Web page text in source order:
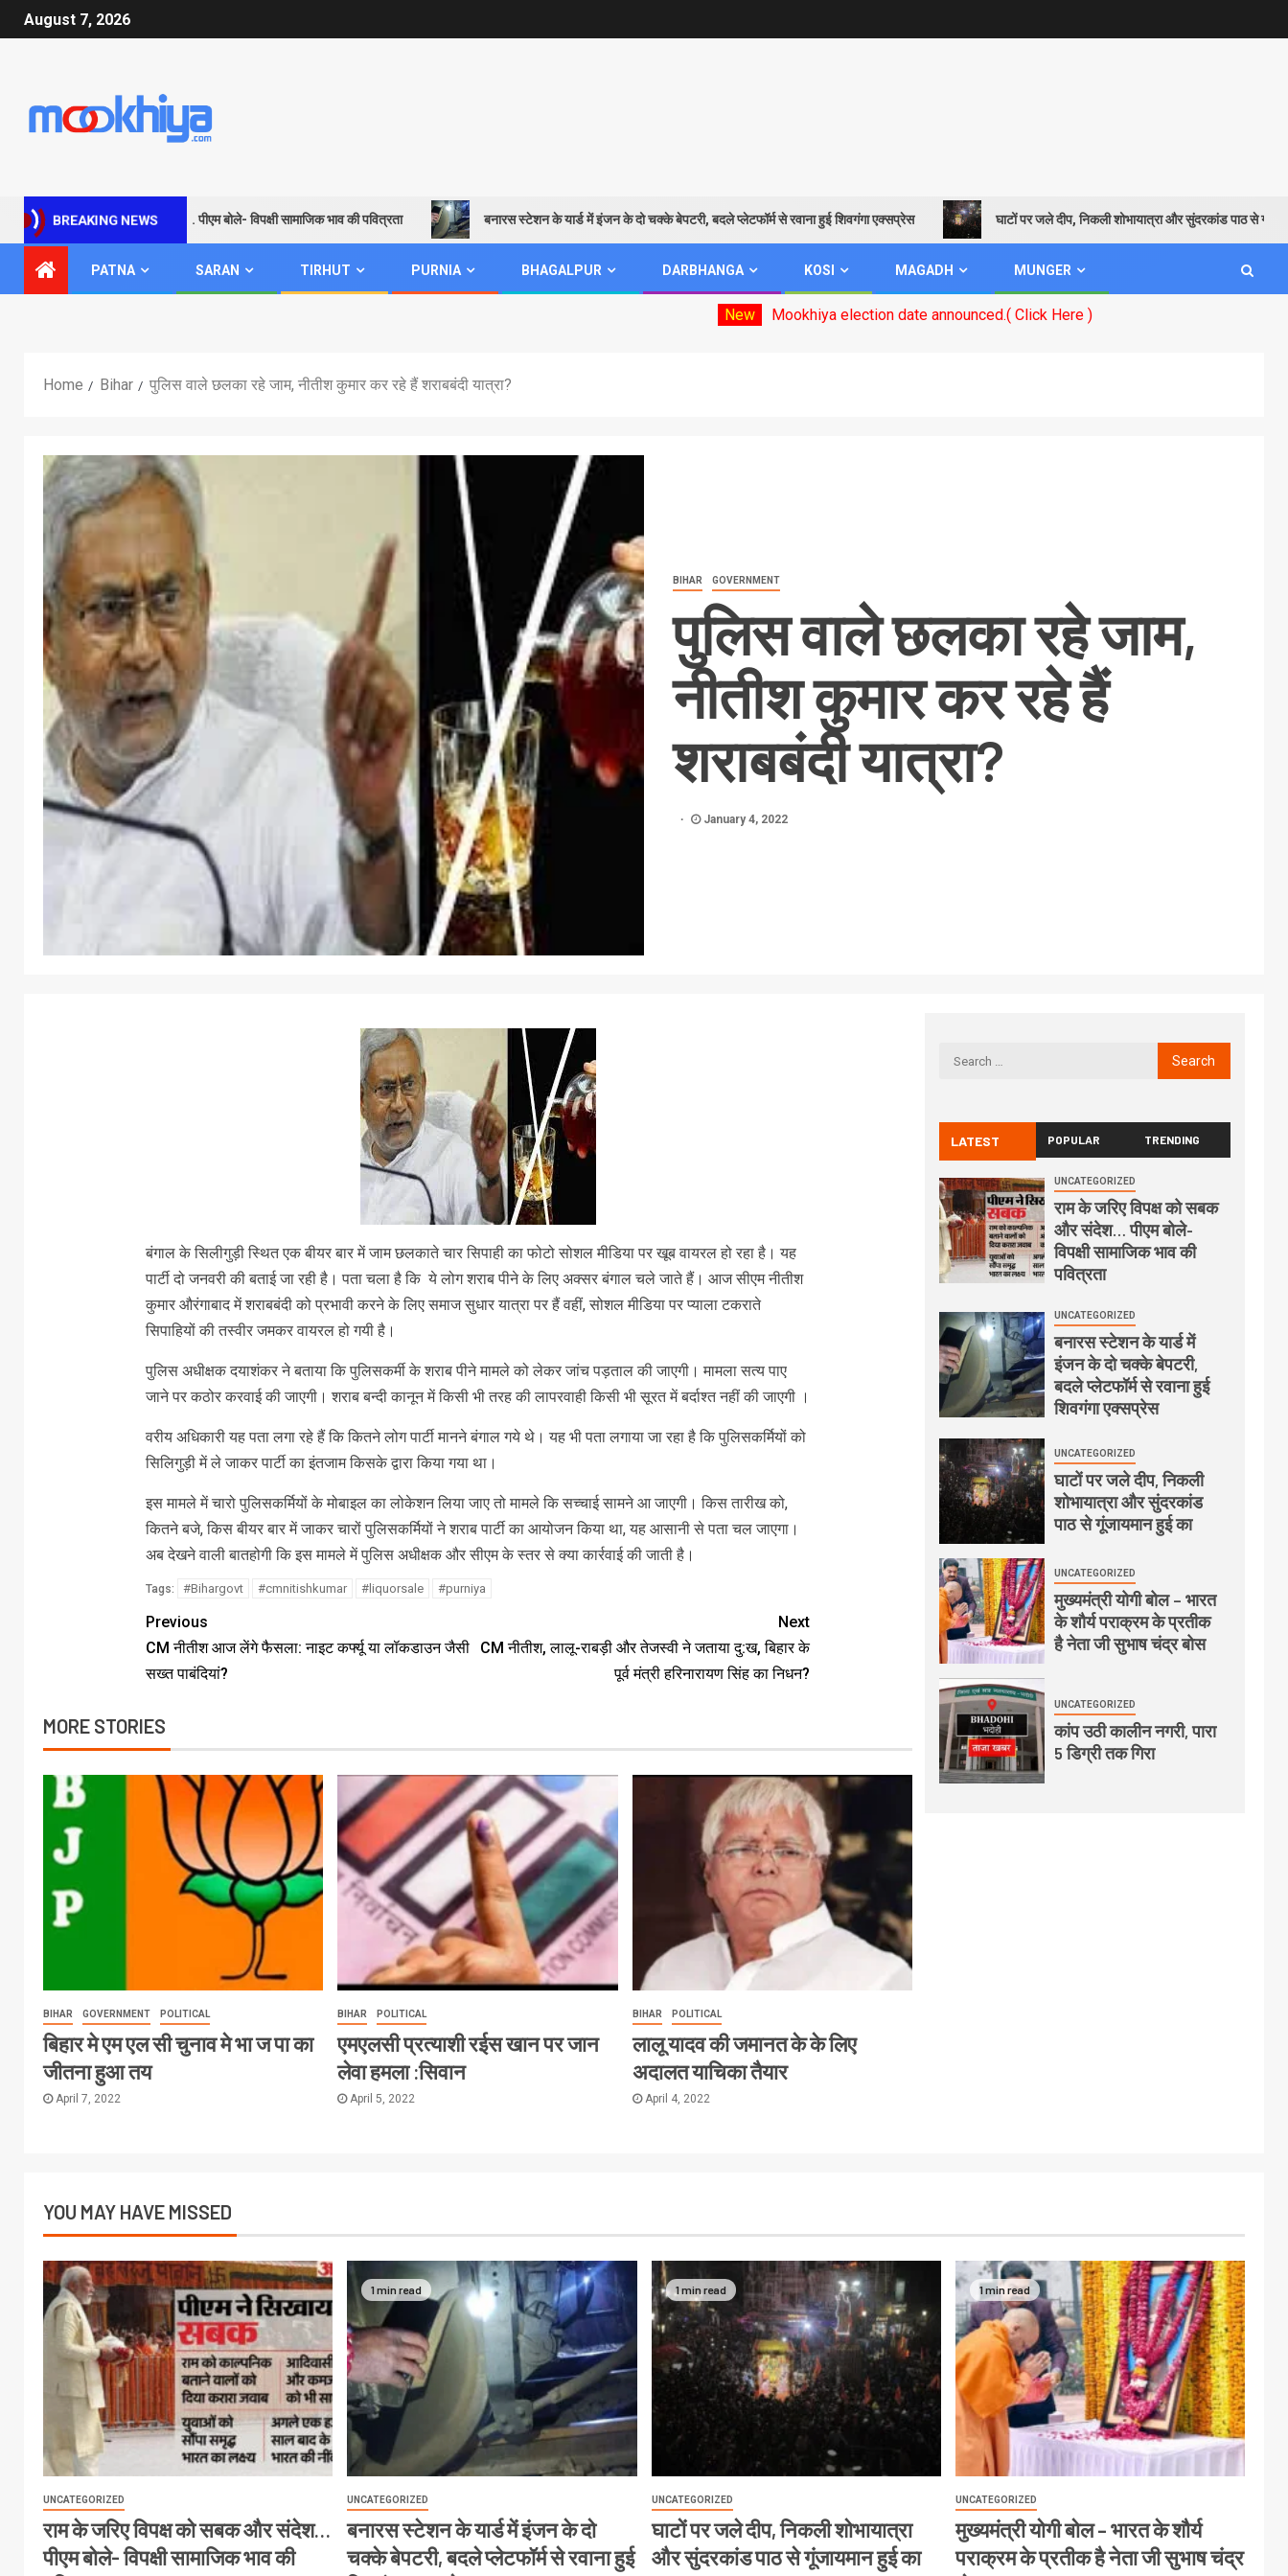
August 7, 2026
BREAKING NEWS
विपक्ष को सबक और संदेश… पीएम बोले- विपक्षी सामाजिक भाव की पवित्रता बनारस स्टेशन के यार्ड में इंजन के दो चक्के बेपटरी, बदले प्लेटफॉर्म से रवाना हुई शिवगंगा एक्सप्रेस घाटों पर जले दीप, निकली शोभायात्रा और सुंदरकांड पाठ से गूंजायमान हुई
PATNA SARAN TIRHUT PURNIA BHAGALPUR DARBHANGA KOSI MAGADH MUNGER
Mookhiya election date announced.( Click Here )
Home Bihar पुलिस वाले छलका रहे जाम, नीतीश कुमार कर रहे हैं शराबबंदी यात्रा?
BIHAR GOVERNMENT
पुलिस वाले छलका रहे जाम,
नीतीश कुमार कर रहे हैं
शराबबंदी यात्रा?
January 4, 2022
बंगाल के सिलीगुड़ी स्थित एक बीयर बार में जाम छलकाते चार सिपाही का फोटो सोशल मीडिया पर खूब वायरल हो रहा है। यह
पार्टी दो जनवरी की बताई जा रही है। पता चला है कि ये लोग शराब पीने के लिए अक्सर बंगाल चले जाते हैं। आज सीएम नीतीश
कुमार औरंगाबाद में शराबबंदी को प्रभावी करने के लिए समाज सुधार यात्रा पर हैं वहीं, सोशल मीडिया पर प्याला टकराते
सिपाहियों की तस्वीर जमकर वायरल हो गयी है।
पुलिस अधीक्षक दयाशंकर ने बताया कि पुलिसकर्मी के शराब पीने मामले को लेकर जांच पड़ताल की जाएगी। मामला सत्य पाए
जाने पर कठोर करवाई की जाएगी। शराब बन्दी कानून में किसी भी तरह की लापरवाही किसी भी सूरत में बर्दाश्त नहीं की जाएगी ।
वरीय अधिकारी यह पता लगा रहे हैं कि कितने लोग पार्टी मानने बंगाल गये थे। यह भी पता लगाया जा रहा है कि पुलिसकर्मियों को
सिलिगुड़ी में ले जाकर पार्टी का इंतजाम किसके द्वारा किया गया था।
इस मामले में चारो पुलिसकर्मियों के मोबाइल का लोकेशन लिया जाए तो मामले कि सच्चाई सामने आ जाएगी। किस तारीख को,
कितने बजे, किस बीयर बार में जाकर चारों पुलिसकर्मियों ने शराब पार्टी का आयोजन किया था, यह आसानी से पता चल जाएगा।
अब देखने वाली बातहोगी कि इस मामले में पुलिस अधीक्षक और सीएम के स्तर से क्या कार्रवाई की जाती है।
Tags: #Bihargovt #cmnitishkumar #liquorsale #purniya
Previous
CM नीतीश आज लेंगे फैसला: नाइट कर्फ्यू या लॉकडाउन जैसी
सख्त पाबंदियां?
Next
CM नीतीश, लालू-राबड़ी और तेजस्वी ने जताया दु:ख, बिहार के
पूर्व मंत्री हरिनारायण सिंह का निधन?
MORE STORIES
BIHAR GOVERNMENT POLITICAL
बिहार मे एम एल सी चुनाव मे भा ज पा का
जीतना हुआ तय
April 7, 2022
BIHAR POLITICAL
एमएलसी प्रत्याशी रईस खान पर जान
लेवा हमला :सिवान
April 5, 2022
BIHAR POLITICAL
लालू यादव की जमानत के के लिए
अदालत याचिका तैयार
April 4, 2022
LATEST POPULAR TRENDING
UNCATEGORIZED
राम के जरिए विपक्ष को सबक
और संदेश… पीएम बोले-
विपक्षी सामाजिक भाव की
पवित्रता
UNCATEGORIZED
बनारस स्टेशन के यार्ड में
इंजन के दो चक्के बेपटरी,
बदले प्लेटफॉर्म से रवाना हुई
शिवगंगा एक्सप्रेस
UNCATEGORIZED
घाटों पर जले दीप, निकली
शोभायात्रा और सुंदरकांड
पाठ से गूंजायमान हुई का
UNCATEGORIZED
मुख्यमंत्री योगी बोल – भारत
के शौर्य पराक्रम के प्रतीक
है नेता जी सुभाष चंद्र बोस
UNCATEGORIZED
कांप उठी कालीन नगरी, पारा
5 डिग्री तक गिरा
YOU MAY HAVE MISSED
UNCATEGORIZED
राम के जरिए विपक्ष को सबक और संदेश…
पीएम बोले- विपक्षी सामाजिक भाव की
1 min read
UNCATEGORIZED
बनारस स्टेशन के यार्ड में इंजन के दो
चक्के बेपटरी, बदले प्लेटफॉर्म से रवाना हुई
1 min read
UNCATEGORIZED
घाटों पर जले दीप, निकली शोभायात्रा
और सुंदरकांड पाठ से गूंजायमान हुई का
1 min read
UNCATEGORIZED
मुख्यमंत्री योगी बोल – भारत के शौर्य
पराक्रम के प्रतीक है नेता जी सुभाष चंद्र